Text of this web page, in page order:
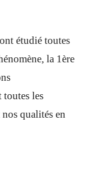
étudié toutes
la 1ère
les
qualités en